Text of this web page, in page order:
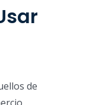
de